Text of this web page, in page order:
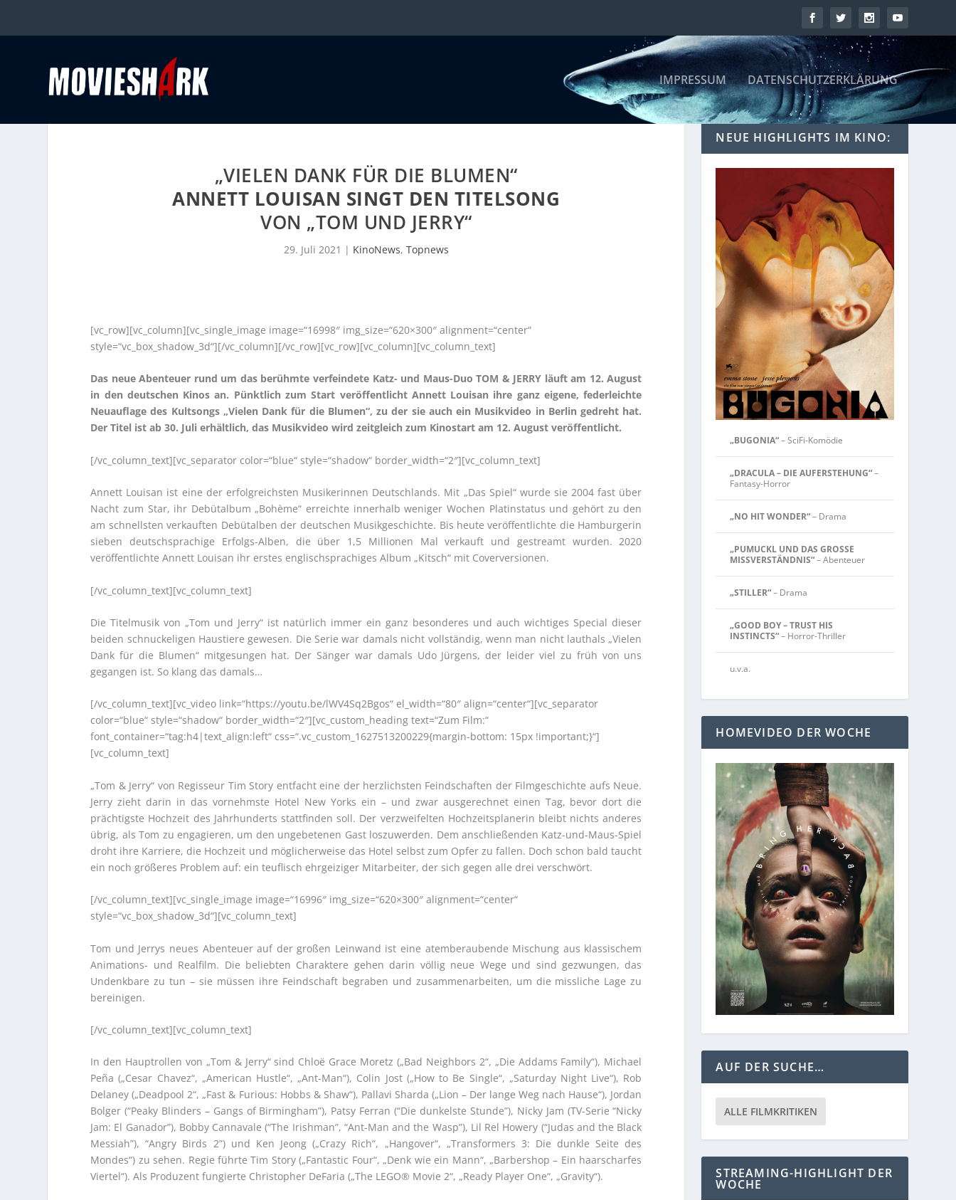
IMPRESSUM DATENSCHUTZERKLÄRUNG
„VIELEN DANK FÜR DIE BLUMEN“
ANNETT LOUISAN SINGT DEN TITELSONG
VON „TOM UND JERRY“
29. Juli 2021 | KinoNews, Topnews
[vc_row][vc_column][vc_single_image image=“16998″ img_size=“620×300″ alignment=“center“
style=“vc_box_shadow_3d“][/vc_column][/vc_row][vc_row][vc_column][vc_column_text]
Das neue Abenteuer rund um das berühmte verfeindete Katz- und Maus-Duo TOM & JERRY läuft am 12. August
in den deutschen Kinos an. Pünktlich zum Start veröffentlicht Annett Louisan ihre ganz eigene, federleichte
Neuauflage des Kultsongs „Vielen Dank für die Blumen“, zu der sie auch ein Musikvideo in Berlin gedreht hat.
Der Titel ist ab 30. Juli erhältlich, das Musikvideo wird zeitgleich zum Kinostart am 12. August veröffentlicht.
[/vc_column_text][vc_separator color=“blue“ style=“shadow“ border_width=“2″][vc_column_text]
Annett Louisan ist eine der erfolgreichsten Musikerinnen Deutschlands. Mit „Das Spiel“ wurde sie 2004 fast über
Nacht zum Star, ihr Debütalbum „Bohème“ erreichte innerhalb weniger Wochen Platinstatus und gehört zu den
am schnellsten verkauften Debütalben der deutschen Musikgeschichte. Bis heute veröffentlichte die Hamburgerin
sieben deutschsprachige Erfolgs-Alben, die über 1,5 Millionen Mal verkauft und gestreamt wurden. 2020
veröffentlichte Annett Louisan ihr erstes englischsprachiges Album „Kitsch“ mit Coverversionen.
[/vc_column_text][vc_column_text]
Die Titelmusik von „Tom und Jerry“ ist natürlich immer ein ganz besonderes und auch wichtiges Special dieser
beiden schnuckeligen Haustiere gewesen. Die Serie war damals nicht vollständig, wenn man nicht lauthals „Vielen
Dank für die Blumen“ mitgesungen hat. Der Sänger war damals Udo Jürgens, der leider viel zu früh von uns
gegangen ist. So klang das damals…
[/vc_column_text][vc_video link=“https://youtu.be/lWV4Sq2Bgos“ el_width=“80″ align=“center“][vc_separator
color=“blue“ style=“shadow“ border_width=“2″][vc_custom_heading text=“Zum Film:“
font_container=“tag:h4|text_align:left“ css=“.vc_custom_1627513200229{margin-bottom: 15px !important;}“]
[vc_column_text]
„Tom & Jerry“ von Regisseur Tim Story entfacht eine der herzlichsten Feindschaften der Filmgeschichte aufs Neue.
Jerry zieht darin in das vornehmste Hotel New Yorks ein – und zwar ausgerechnet einen Tag, bevor dort die
prächtigste Hochzeit des Jahrhunderts stattfinden soll. Der verzweifelten Hochzeitsplanerin bleibt nichts anderes
übrig, als Tom zu engagieren, um den ungebetenen Gast loszuwerden. Dem anschließenden Katz-und-Maus-Spiel
droht ihre Karriere, die Hochzeit und möglicherweise das Hotel selbst zum Opfer zu fallen. Doch schon bald taucht
ein noch größeres Problem auf: ein teuflisch ehrgeiziger Mitarbeiter, der sich gegen alle drei verschwört.
[/vc_column_text][vc_single_image image=“16996″ img_size=“620×300″ alignment=“center“
style=“vc_box_shadow_3d“][vc_column_text]
Tom und Jerrys neues Abenteuer auf der großen Leinwand ist eine atemberaubende Mischung aus klassischem
Animations- und Realfilm. Die beliebten Charaktere gehen darin völlig neue Wege und sind gezwungen, das
Undenkbare zu tun – sie müssen ihre Feindschaft begraben und zusammenarbeiten, um die missliche Lage zu
bereinigen.
[/vc_column_text][vc_column_text]
In den Hauptrollen von „Tom & Jerry“ sind Chloë Grace Moretz („Bad Neighbors 2“, „Die Addams Family“), Michael
Peña („Cesar Chavez“, „American Hustle“, „Ant-Man“), Colin Jost („How to Be Single“, „Saturday Night Live“), Rob
Delaney („Deadpool 2“, „Fast & Furious: Hobbs & Shaw“), Pallavi Sharda („Lion – Der lange Weg nach Hause“), Jordan
Bolger (“Peaky Blinders – Gangs of Birmingham”), Patsy Ferran (“Die dunkelste Stunde”), Nicky Jam (TV-Serie “Nicky
Jam: El Ganador”), Bobby Cannavale (“The Irishman”, “Ant-Man and the Wasp”), Lil Rel Howery (“Judas and the Black
Messiah”), “Angry Birds 2”) und Ken Jeong („Crazy Rich“, „Hangover“, „Transformers 3: Die dunkle Seite des
Mondes“) zu sehen. Regie führte Tim Story („Fantastic Four“, „Denk wie ein Mann“, „Barbershop – Ein haarscharfes
Viertel“). Als Produzent fungierte Christopher DeFaria („The LEGO® Movie 2“, „Ready Player One“, „Gravity“).
NEUE HIGHLIGHTS IM KINO:
„BUGONIA“– SciFi-Komödie
„DRACULA – DIE AUFERSTEHUNG“–
Fantasy-Horror
„NO HIT WONDER“– Drama
„PUMUCKL UND DAS GROSSE
MISSVERSTÄNDNIS“– Abenteuer
„STILLER“– Drama
„GOOD BOY – TRUST HIS
INSTINCTS“– Horror-Thriller
u.v.a.
HOMEVIDEO DER WOCHE
AUF DER SUCHE…
ALLE FILMKRITIKEN
STREAMING-HIGHLIGHT DER
WOCHE